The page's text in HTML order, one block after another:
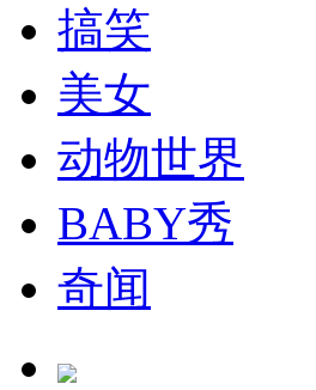
搞笑
美女
动物世界
BABY秀
奇闻